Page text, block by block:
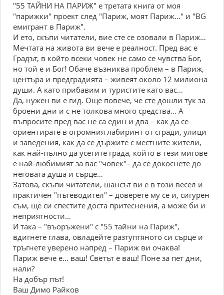
"55 ТАЙНИ НА ПАРИЖ" е третата книга от моя
"парижки" проект след "Париж, моят Париж…" и "BG
eмигрант в Париж".
И ето, скъпи читатели, вие сте се озовали в Париж…
Мечтата на живота ви вече е реалност. Пред вас е
Градът, в който всеки човек не само се чувства Бог,
но той е и Бог! Обаче възниква проблем – в Париж,
центъра и предградията – живеят около 12 милиона
души. А като прибавим и туристите като вас…
Да, нужен ви е гид. Още повече, че сте дошли тук за
броени дни и с не толкова много средства… А
въпросите пред вас не са един и два – как да се
ориентирате в огромния лабиринт от сгради, улици
и заведения, как да се държите с местните жители,
как най-пълно да усетите града, който в тези мигове
е най-любимият за вас "човек"– да се докоснете до
неговата душа и сърце…
Затова, скъпи читатели, шансът ви е в този весел и
практичен "пътеводител" – доверете му се и, сигурен
съм, ще си спестите доста притеснения, а може би и
неприятности…
И така – "въоръжени" с "55 тайни на Париж",
вдигнете глава, овладейте разтуптяното си сърце и
тръгнете уверено напред – Париж ви очаква!
Париж вече е… ваш! Светът е ваш! Поне за пет дни,
нали?
На добър път!
Ваш Димо Райков